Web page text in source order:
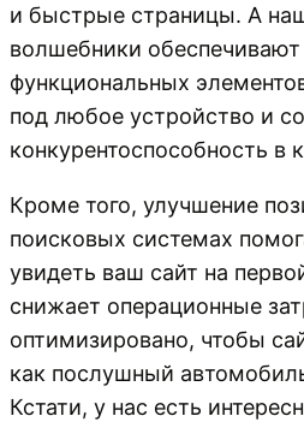
и быстрые страницы. А
волшебники
функциональных
под любое устройство и
конкурентоспособность в
Кроме того, улучшение
поисковых системах
увидеть ваш сайт на
снижает операционные
оптимизировано, чтобы
как послушный
Кстати, у нас есть